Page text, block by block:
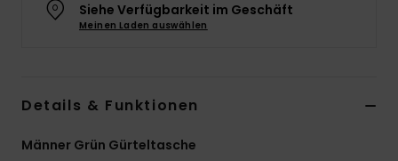
Siehe Verfügbarkeit im Geschäft
Meinen Laden auswählen
Details & Funktionen
Männer Grün Gürteltasche